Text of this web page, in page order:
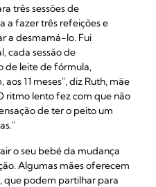
três sessões de
a fazer três refeições e
a desmamá-lo. Fui
cada sessão de
de leite de fórmula,
11 meses", diz Ruth, mãe
ritmo lento fez com que não
de ter o peito um
o seu bebé da mudança
Algumas mães oferecem
que podem partilhar para